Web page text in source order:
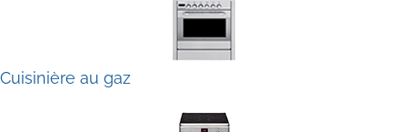
Cuisinière au gaz